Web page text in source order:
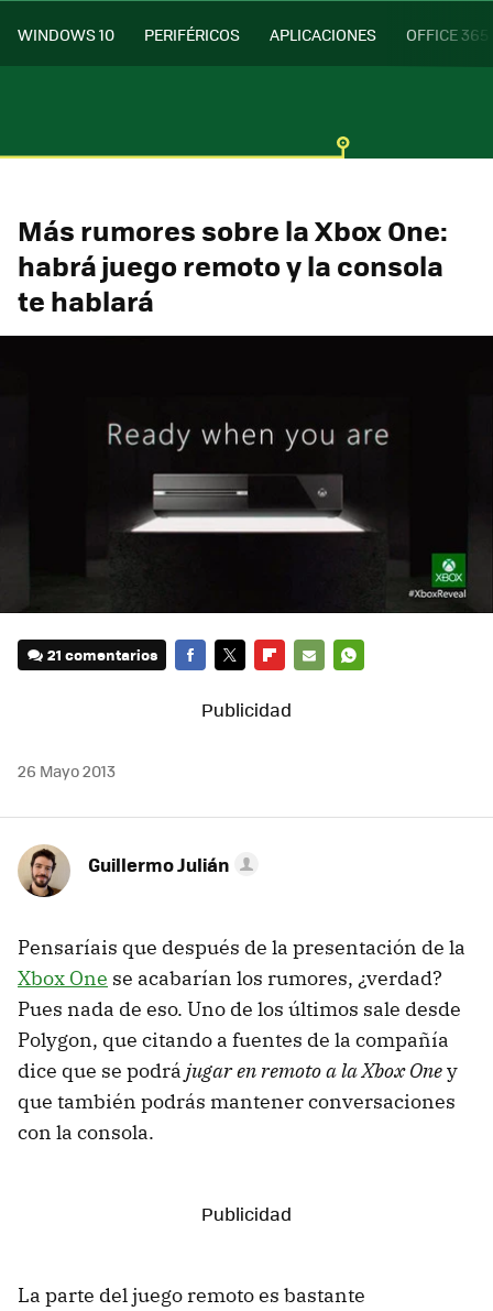
WINDOWS 10 PERIFÉRICOS APLICACIONES OFFICE 365
Más rumores sobre la Xbox One:
habrá juego remoto y la consola
te hablará
21 comentarios
26 Mayo 2013
Guillermo Julián
Pensaríais que después de la presentación de la
Xbox One se acabarían los rumores, ¿verdad?
Pues nada de eso. Uno de los últimos sale desde
Polygon, que citando a fuentes de la compañía
dice que se podrá jugar en remoto a la Xbox Oney
que también podrás mantener conversaciones
con la consola.
La parte del juego remoto es bastante